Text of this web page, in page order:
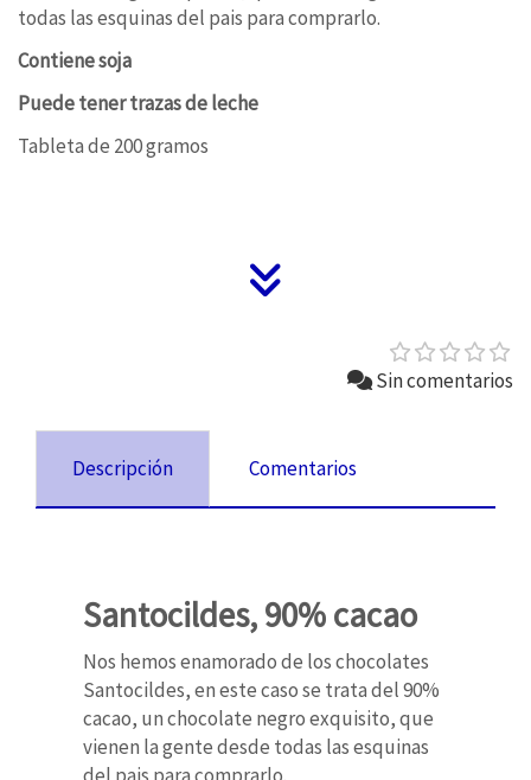
todas las esquinas del pais para comprarlo.
Contiene soja
Puede tener trazas de leche
Tableta de 200 gramos
Sin comentarios
Descripción Comentarios
Santocildes, 90% cacao
Nos hemos enamorado de los chocolates
Santocildes, en este caso se trata del 90%
cacao, un chocolate negro exquisito, que
vienen la gente desde todas las esquinas